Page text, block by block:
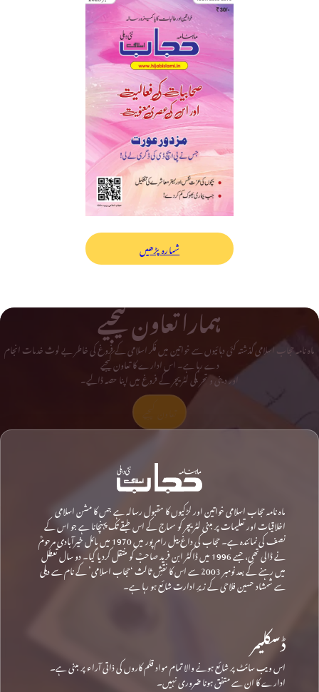
شمارہ پڑھیں
ہمارا تعاون کیجیے
ماہ نامہ حجاب اسلامی گذشتہ کئی دہائیوں سے خواتین میں فکر اسلامی کے فروغ کی خاطر بے لوث خدمات انجام
دے رہا ہے۔ اس ادارے کا تعاون کیجیے
اور دینی و تحریکی لٹریچر کے فروغ میں اپنا حصہ ڈالیے۔
ماہ نامہ حجاب اسلامی خواتین اور لڑکیوں کا مقبول رسالہ ہے جس کا مشن اسلامی
اخلاقیات اور تعلیمات پر مبنی لٹریچر کو سماج کے اس طبقے تک پہنچانا ہے جو اس کے
نصف کی نمائندہ ہے۔ حجاب کی داغ بیل رام پور میں 1970 میں مائل خیرآبادی مرحومؒ
نے ڈالی تھی، جسے 1996 میں ڈاکٹر ابن فرید صاحبؒ کو منتقل کردیا گیا۔ دو سال تعطل
میں رہنے کے بعد نومبر 2003 سے اس کا نقشِ ثالث ‘حجاب اسلامی’ کے نام سے دہلی
سے شمشاد حسین فلاحی کے زیرِ ادارت شائع ہو رہا ہے۔
ڈسکلیمر
اس ویب سائٹ پر شائع ہونے والا تمام مواد قلم کاروں کی ذاتی آراء پر مبنی ہے۔
ادارے کا ان سے متفق ہونا ضروری نہیں۔